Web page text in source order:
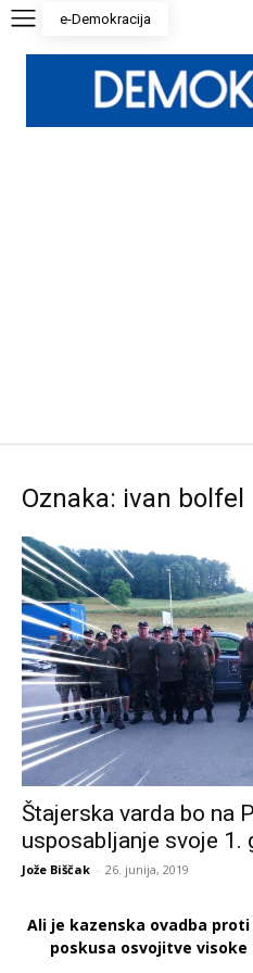
e-Demokracija
Oznaka: ivan bolfel
Štajerska varda bo na
usposabljanje svoje 1.
Jože Biščak - 26. junija, 2019
Ali je kazenska ovadba
poskusa osvojitve visoke